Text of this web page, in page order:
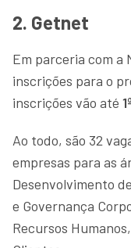
2. Getnet
Em parceria com a
inscrições para o
inscrições vão até
Ao todo, são 32
empresas para as
Desenvolvimento
e Governança
Recursos